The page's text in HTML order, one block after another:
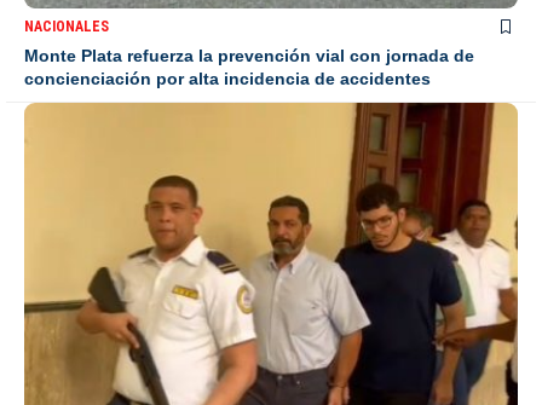
NACIONALES
Monte Plata refuerza la prevención vial con jornada de
concienciación por alta incidencia de accidentes